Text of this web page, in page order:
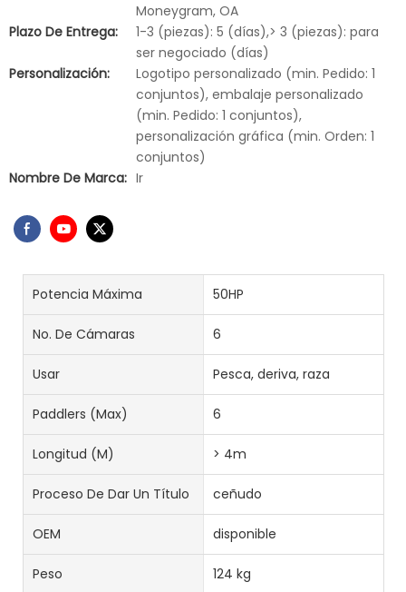
Moneygram, OA
Plazo De Entrega:
1-3 (piezas): 5 (días),> 3 (piezas): para
ser negociado (días)
Personalización:
Logotipo personalizado (min. Pedido: 1
conjuntos), embalaje personalizado
(min. Pedido: 1 conjuntos),
personalización gráfica (min. Orden: 1
conjuntos)
Nombre De Marca: Ir
Potencia Máxima 50HP
No. De Cámaras 6
Usar Pesca, deriva, raza
Paddlers (Max) 6
Longitud (m) > 4m
Proceso De Dar Un Título ceñudo
OEM disponible
Peso 124 kg